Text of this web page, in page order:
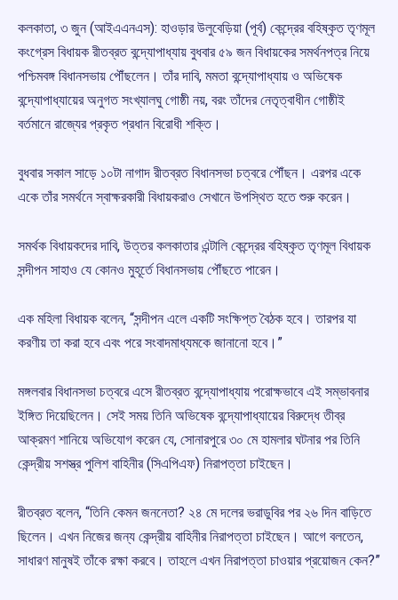
কলকাতা, ৩ জুন (আইএএনএস): হাওড়ার উলুবেড়িয়া (পূর্ব) কেন্দ্রের বহিষ্কৃত তৃণমূল
কংগ্রেস বিধায়ক রীতব্রত বন্দ্যোপাধ্যায় বুধবার ৫৯ জন বিধায়কের সমর্থনপত্র নিয়ে
পশ্চিমবঙ্গ বিধানসভায় পৌঁছলেন। তাঁর দাবি, মমতা বন্দ্যোপাধ্যায় ও অভিষেক
বন্দ্যোপাধ্যায়ের অনুগত সংখ্যালঘু গোষ্ঠী নয়, বরং তাঁদের নেতৃত্বাধীন গোষ্ঠীই
বর্তমানে রাজ্যের প্রকৃত প্রধান বিরোধী শক্তি।
বুধবার সকাল সাড়ে ১০টা নাগাদ রীতব্রত বিধানসভা চত্বরে পৌঁছন। এরপর একে
একে তাঁর সমর্থনে স্বাক্ষরকারী বিধায়করাও সেখানে উপস্থিত হতে শুরু করেন।
সমর্থক বিধায়কদের দাবি, উত্তর কলকাতার এন্টালি কেন্দ্রের বহিষ্কৃত তৃণমূল বিধায়ক
সন্দীপন সাহাও যে কোনও মুহূর্তে বিধানসভায় পৌঁছতে পারেন।
এক মহিলা বিধায়ক বলেন, “সন্দীপন এলে একটি সংক্ষিপ্ত বৈঠক হবে। তারপর যা
করণীয় তা করা হবে এবং পরে সংবাদমাধ্যমকে জানানো হবে।”
মঙ্গলবার বিধানসভা চত্বরে এসে রীতব্রত বন্দ্যোপাধ্যায় পরোক্ষভাবে এই সম্ভাবনার
ইঙ্গিত দিয়েছিলেন। সেই সময় তিনি অভিষেক বন্দ্যোপাধ্যায়ের বিরুদ্ধে তীব্র
আক্রমণ শানিয়ে অভিযোগ করেন যে, সোনারপুরে ৩০ মে হামলার ঘটনার পর তিনি
কেন্দ্রীয় সশস্ত্র পুলিশ বাহিনীর (সিএপিএফ) নিরাপত্তা চাইছেন।
রীতব্রত বলেন, “তিনি কেমন জননেতা? ২৪ মে দলের ভরাডুবির পর ২৬ দিন বাড়িতে
ছিলেন। এখন নিজের জন্য কেন্দ্রীয় বাহিনীর নিরাপত্তা চাইছেন। আগে বলতেন,
সাধারণ মানুষই তাঁকে রক্ষা করবে। তাহলে এখন নিরাপত্তা চাওয়ার প্রয়োজন কেন?”